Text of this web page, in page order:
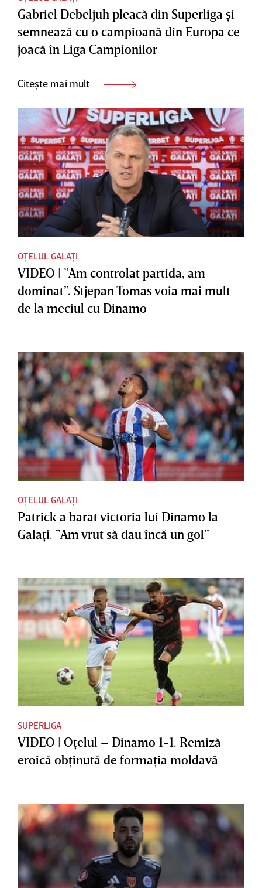
Gabriel Debeljuh pleacă din Superliga şi
semnează cu o campioană din Europa ce
joacă în Liga Campionilor
Citește mai mult
OȚELUL GALAȚI
VIDEO | ”Am controlat partida, am
dominat”. Stjepan Tomas voia mai mult
de la meciul cu Dinamo
OȚELUL GALAȚI
Patrick a barat victoria lui Dinamo la
Galaţi. ”Am vrut să dau încă un gol”
SUPERLIGA
VIDEO | Oţelul – Dinamo 1-1. Remiză
eroică obţinută de formaţia moldavă